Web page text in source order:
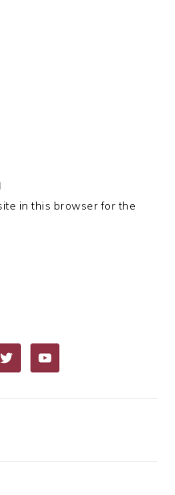
in this browser for the